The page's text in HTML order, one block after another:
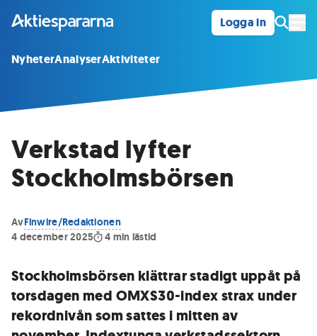
Logga in
NyheterAnalyserAktiviteter
Verkstad lyfter
Stockholmsbörsen
AvFinwire/Redaktionen
4 december 2025
4 min lästid
Stockholmsbörsen klättrar stadigt uppåt på
torsdagen med OMXS30-index strax under
rekordnivån som sattes i mitten av